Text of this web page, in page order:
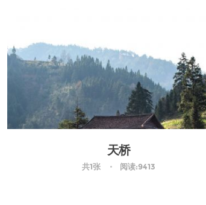
天桥
共1张 阅读:9413